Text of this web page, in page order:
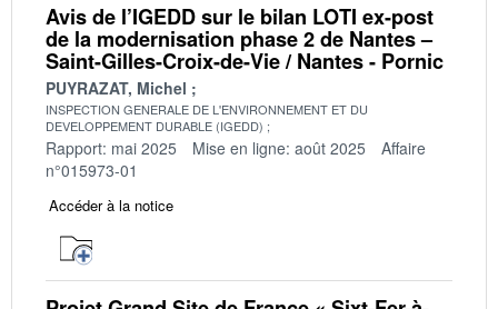
Avis de l’IGEDD sur le bilan LOTI ex-post
de la modernisation phase 2 de Nantes –
Saint-Gilles-Croix-de-Vie / Nantes - Pornic
PUYRAZAT, Michel
INSPECTION GENERALE DE L'ENVIRONNEMENT ET DU
DEVELOPPEMENT DURABLE (IGEDD)
Rapport: mai 2025 Mise en ligne: août 2025
Affaire
n°015973-01
Accéder à la notice